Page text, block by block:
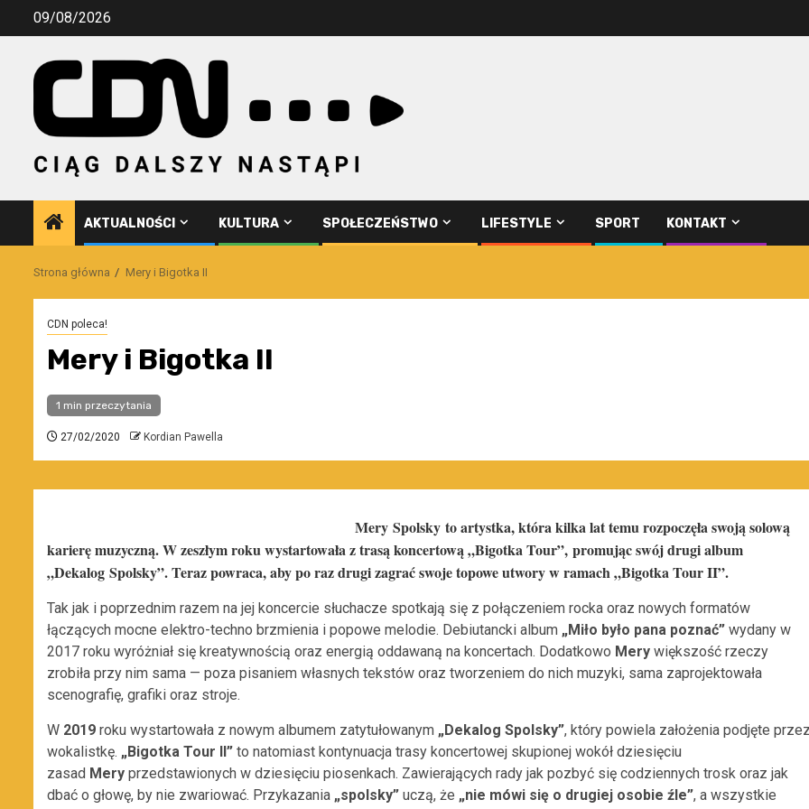
Przejdź09/08/2026
AKTUALNOŚCI KULTURA SPOŁECZEŃSTWO LIFESTYLE SPORT KONTAKT
Strona główna Mery i Bigotka II
CDN poleca!
Mery i Bigotka II
1 min przeczytania
27/02/2020 Kordian Pawella
Mery Spolsky to artystka, która kilka lat temu rozpoczęła swoją solową
karierę muzyczną. W zeszłym roku wystartowała z trasą koncertową „Bigotka Tour”, promując swój drugi album
„Dekalog Spolsky”. Teraz powraca, aby po raz drugi zagrać swoje topowe utwory w ramach „Bigotka Tour II”.
Tak jak i poprzednim razem na jej koncercie słuchacze spotkają się z połączeniem rocka oraz nowych formatów
łączących mocne elektro-techno brzmienia i popowe melodie. Debiutancki album „Miło było pana poznać” wydany w
2017 roku wyróżniał się kreatywnością oraz energią oddawaną na koncertach. Dodatkowo Mery większość rzeczy
zrobiła przy nim sama — poza pisaniem własnych tekstów oraz tworzeniem do nich muzyki, sama zaprojektowała
scenografię, grafiki oraz stroje.
W 2019 roku wystartowała z nowym albumem zatytułowanym „Dekalog Spolsky”, który powiela założenia podjęte
wokalistkę. „Bigotka Tour II” to natomiast kontynuacja trasy koncertowej skupionej wokół dziesięciu
zasad Mery przedstawionych w dziesięciu piosenkach. Zawierających rady jak pozbyć się codziennych trosk oraz jak
dbać o głowę, by nie zwariować. Przykazania „spolsky” uczą, że „nie mówi się o drugiej osobie źle”, a wszystkie